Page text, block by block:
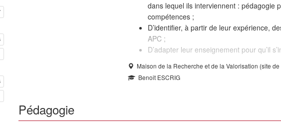
dans lequel ils interviennent : pédagogie
compétences ;
D’identifier, à partir de leur expérience,
APC ;
D’adapter leur enseignement pour qu’il
Maison de la Recherche et de la Valorisation (site
Benoit ESCRIG
Pédagogie